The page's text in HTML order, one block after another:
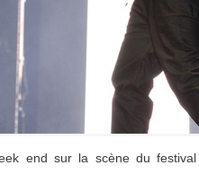
end sur la scène du